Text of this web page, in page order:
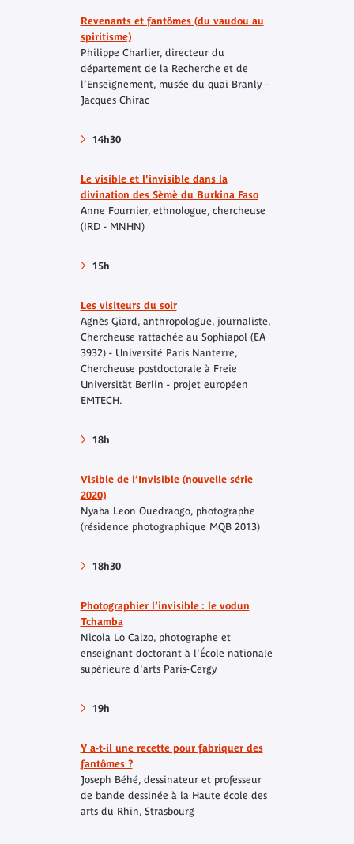
Revenants et fantômes (du vaudou au
spiritisme)
Philippe Charlier, directeur du
département de la Recherche et de
l’Enseignement, musée du quai Branly –
Jacques Chirac
14h30
Le visible et l'invisible dans la
divination des Sèmè du Burkina Faso
Anne Fournier, ethnologue, chercheuse
(IRD - MNHN)
15h
Les visiteurs du soir
Agnès Giard, anthropologue, journaliste,
Chercheuse rattachée au Sophiapol (EA
3932) - Université Paris Nanterre,
Chercheuse postdoctorale à Freie
Universität Berlin - projet européen
EMTECH.
18h
Visible de l’Invisible (nouvelle série
2020)
Nyaba Leon Ouedraogo, photographe
(résidence photographique MQB 2013)
18h30
Photographier l’invisible : le vodun
Tchamba
Nicola Lo Calzo, photographe et
enseignant doctorant à l'École nationale
supérieure d'arts Paris-Cergy
19h
Y a-t-il une recette pour fabriquer des
fantômes ?
Joseph Béhé, dessinateur et professeur
de bande dessinée à la Haute école des
arts du Rhin, Strasbourg